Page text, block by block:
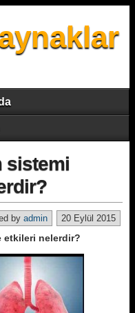
sistemi
20 Eylül 2015
by admin
etkileri nelerdir?